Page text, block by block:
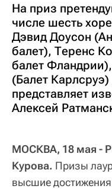
На приз
числе шесть
Дэвид Доусон
балет), Теренс
балет
(Балет
представляет
Алексей
МОСКВА, 18 мая -
Курова. Призы
высшие